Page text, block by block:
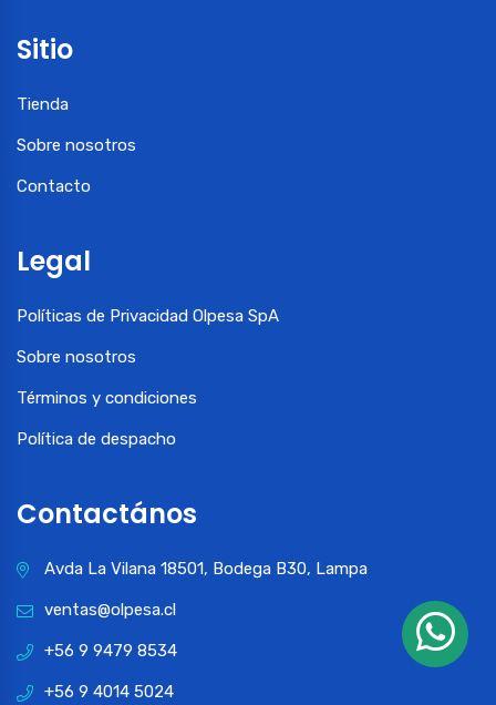
Sitio
Tienda
Sobre nosotros
Contacto
Legal
Políticas de Privacidad Olpesa SpA
Sobre nosotros
Términos y condiciones
Política de despacho
Contactános
Avda La Vilana 18501, Bodega B30, Lampa
ventas@olpesa.cl
+56 9 9479 8534
+56 9 4014 5024